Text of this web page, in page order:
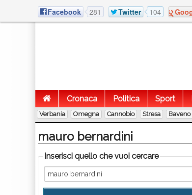
Facebook 281 Twitter 104
Cronaca
Politica Sport
Verbania Omegna Cannobio Stresa Baveno
mauro bernardini
Inserisci quello che vuoi cercare